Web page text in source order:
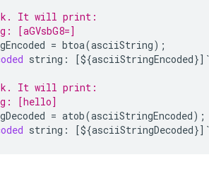
It will print:
[aGVsbG8=]
= btoa(asciiString);
string : [${asciiStringEncoded
It will print:
[hello]
= atob(asciiStringEncoded);
string : [${asciiStringDecoded